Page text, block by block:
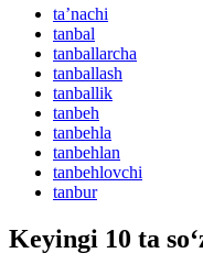
taʼnachi
tanbal
tanballarcha
tanballash
tanballik
tanbeh
tanbehla
tanbehlan
tanbehlovchi
tanbur
Keyingi 10 ta